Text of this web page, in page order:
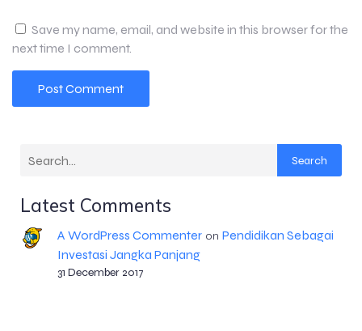
Save my name, email, and website in this browser for the
next time I comment.
Search
Latest Comments
A WordPress Commenteron Pendidikan Sebagai
Investasi Jangka Panjang
31 December 2017